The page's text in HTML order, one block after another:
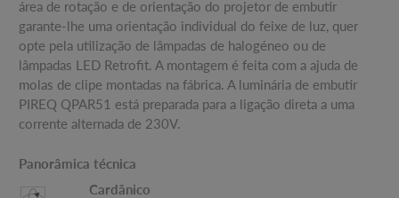
área de rotação e de orientação do projetor de embutir
garante-lhe uma orientação individual do feixe de luz, quer
opte pela utilização de lâmpadas de halogéneo ou de
lâmpadas LED Retrofit. A montagem é feita com a ajuda de
molas de clipe montadas na fábrica. A luminária de embutir
PIREQ QPAR51 está preparada para a ligação direta a uma
corrente alternada de 230V.
Panorâmica técnica
Cardânico